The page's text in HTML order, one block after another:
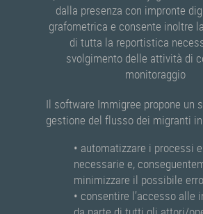
dalla presenza con impronte
grafometrica e consente inoltre
di tutta la reportistica
svolgimento delle attività di
monitoraggio
Il software Immigree propone un
gestione del flusso dei migranti
• automatizzare i processi
necessarie e,
minimizzare il possibile
• consentire l’accesso alle